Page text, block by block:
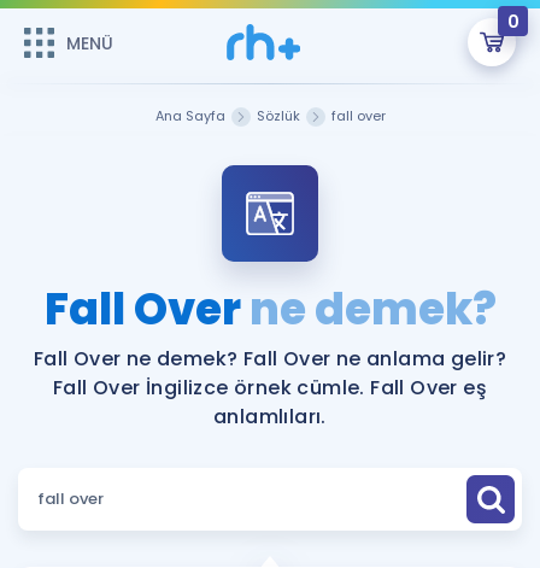
MENÜ
0
ÜYE DEĞİLİM
Sepetin Şu An Boş.
Remzi Hoca ile seni sınava hazırlayacak onlarca eğitim seni
bekliyor!
MENÜ
Faydalı Araçlar
Sözlük
Hakkımızda
Ana Sayfa Sözlük fall over
Fall Overne demek?
Fall Over ne demek? Fall Over ne anlama gelir?
Fall Over İngilizce örnek cümle. Fall Over eş
anlamlıları.